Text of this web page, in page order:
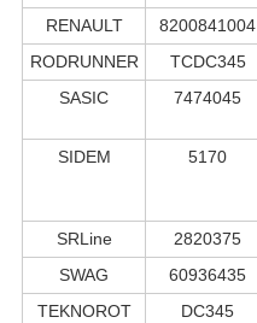
RENAULT 8200841004
RODRUNNER
TCDC345
SASIC
7474045
SIDEM 5170
SRLine 2820375
SWAG
60936435
TEKNOROT
DC345